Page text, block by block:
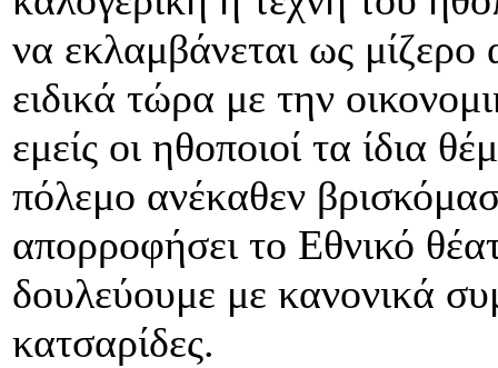
να εκλαμβάνεται ως
ειδικά τώρα με την
εμείς οι ηθοποιοί τα ίδια
πόλεμο ανέκαθεν
απορροφήσει το Εθνικό
δουλεύουμε με κανονικά
κατσαρίδες.